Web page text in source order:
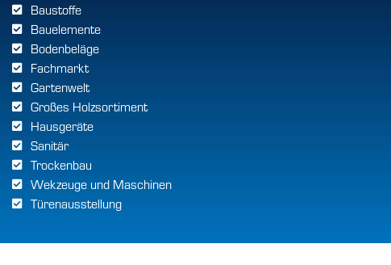
Bauelemente
Bodenbeläge
Fachmarkt
Gartenwelt
Großes Holzsortiment
Hausgeräte
Sanitär
Trockenbau
Wekzeuge und Maschinen
Türenausstellung
Baustoffe
Bauelemente
Bodenbeläge
Fachmarkt
Gartenwelt
Großes Holzsortiment
Hausgeräte
Sanitär
Trockenbau
Wekzeuge und Maschinen
Türenausstellung